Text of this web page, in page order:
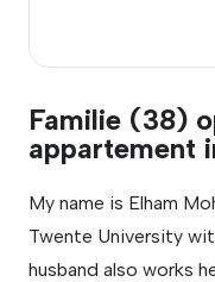
Familie (38)
appartement
My name is Elham
Twente University
husband also works